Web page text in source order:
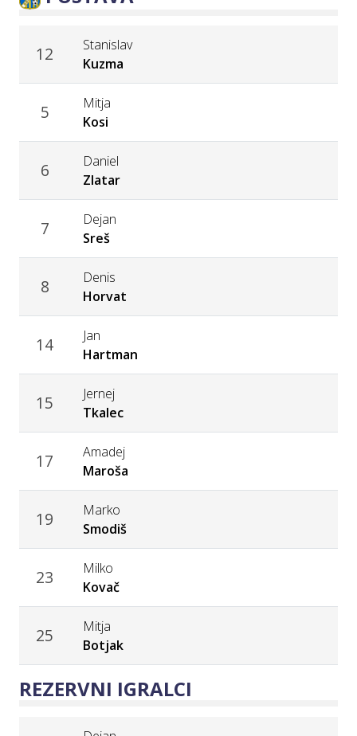
12
Stanislav
Kuzma
5
Mitja
Kosi
6
Daniel
Zlatar
7
Dejan
Sreš
8
Denis
Horvat
14
Jan
Hartman
15
Jernej
Tkalec
17
Amadej
Maroša
19
Marko
Smodiš
23
Milko
Kovač
25
Mitja
Botjak
REZERVNI IGRALCI